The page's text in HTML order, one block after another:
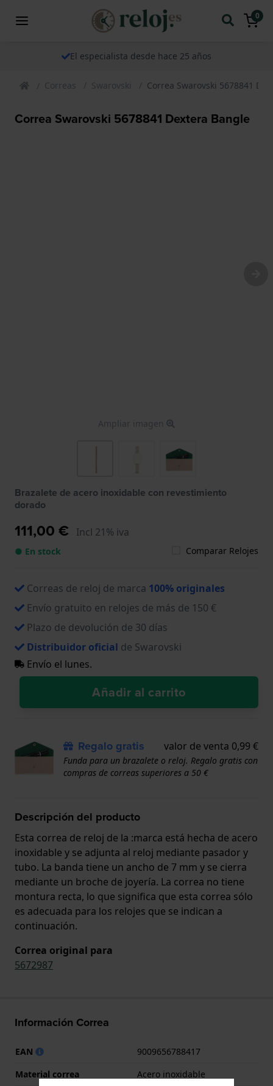
0
El especialista desde hace 25 años
Correas Swarovski Correa Swarovski 5678841
Correa Swarovski 5678841 Dextera Bangle
Ampliar imagen
Brazalete de acero inoxidable con revestimiento
dorado
111,00 € Incl 21% iva
● En stock Comparar Relojes
Correas de reloj de marca 100% originales
Envío gratuito en relojes de más de 150 €
Plazo de devolución de 30 días
Distribuidor oficial de Swarovski
Envío el lunes.
Añadir al carrito
Regalo gratis valor de venta 0,99 €
Funda para un brazalete o reloj. Regalo gratis con
compras de correas superiores a 50 €
Descripción del producto
Esta correa de reloj de la :marca está hecha de acero
inoxidable y se adjunta al reloj mediante pasador y
tubo. La banda tiene un ancho de 7 mm y se cierra
mediante un broche de joyería. La correa no tiene
montura recta, lo que significa que esta correa sólo
es adecuada para los relojes que se indican a
continuación.
Correa original para
5672987
Información Correa
EAN
9009656788417
Material correa
Acero inoxidable